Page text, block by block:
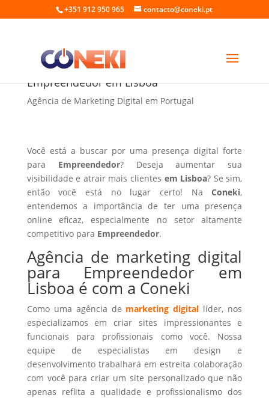
+351 912 950 965 contacto@coneki.pt
Agência de marketing digital para
Empreendedor em Lisboa
Agência de Marketing Digital em Portugal
Você está a buscar por uma presença digital forte
para Empreendedor? Deseja aumentar sua
visibilidade e atrair mais clientes em Lisboa? Se sim,
então você está no lugar certo! NaConeki,
entendemos a importância de ter uma presença
online eficaz, especialmente no setor altamente
competitivo para Empreendedor.
Agência de marketing digital
para Empreendedor em
Lisboa é com a Coneki
Como uma agência de marketing digital líder, nos
especializamos em criar sites impressionantes e
funcionais para profissionais como você. Nossa
equipe de especialistas em design e
desenvolvimento trabalhará em estreita colaboração
com você para criar um site personalizado que não
apenas reflita a qualidade e profissionalismo dos